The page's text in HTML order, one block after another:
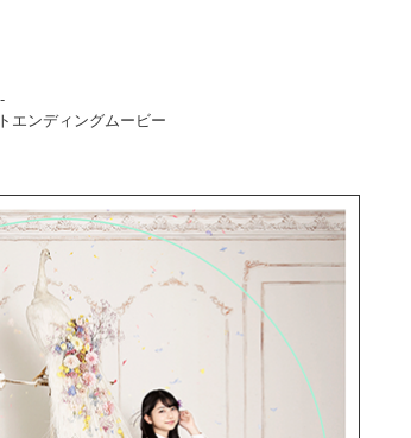
エンディングムービー